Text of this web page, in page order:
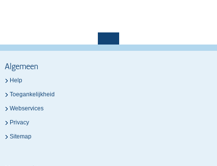
Algemeen
Help
Toegankelijkheid
Webservices
Privacy
Sitemap